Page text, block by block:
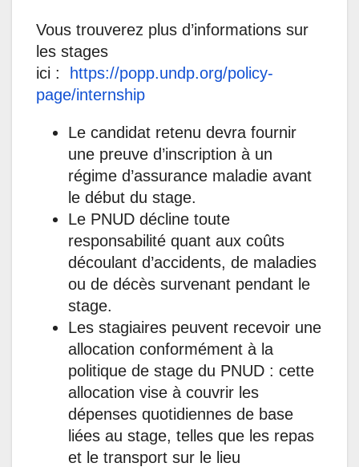
Vous trouverez plus d’informations sur
les stages
ici :
https://popp.undp.org/policy-
page/internship
Le candidat retenu devra fournir
une preuve d’inscription à un
régime d’assurance maladie avant
le début du stage.
Le PNUD décline toute
responsabilité quant aux coûts
découlant d’accidents, de maladies
ou de décès survenant pendant le
stage.
Les stagiaires peuvent recevoir une
allocation conformément à la
politique de stage du PNUD : cette
allocation vise à couvrir les
dépenses quotidiennes de base
liées au stage, telles que les repas
et le transport sur le lieu